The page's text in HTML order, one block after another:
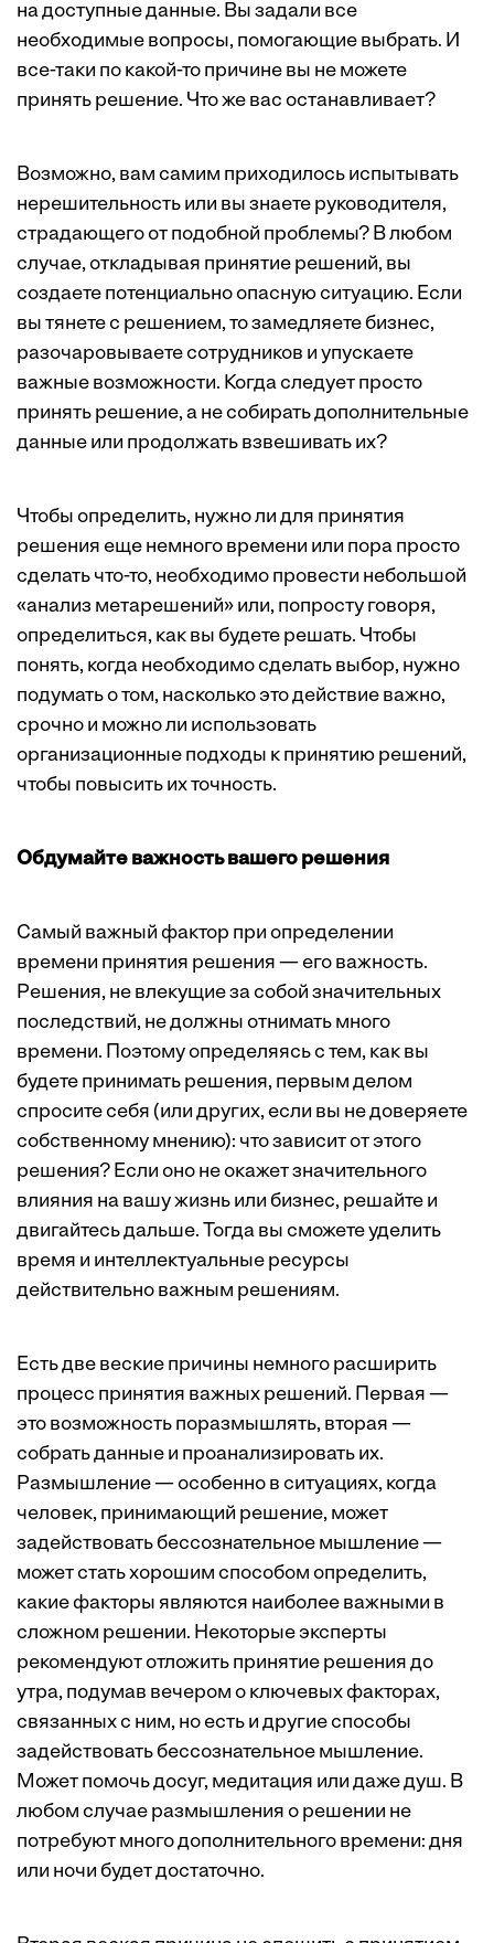
на доступные данные. Вы задали все
необходимые вопросы, помогающие выбрать. И
все-таки по какой-то причине вы не можете
принять решение. Что же вас останавливает?
Возможно, вам самим приходилось испытывать
нерешительность или вы знаете руководителя,
страдающего от подобной проблемы? В любом
случае, откладывая принятие решений, вы
создаете потенциально опасную ситуацию. Если
вы тянете с решением, то замедляете бизнес,
разочаровываете сотрудников и упускаете
важные возможности. Когда следует просто
принять решение, а не собирать дополнительные
данные или продолжать взвешивать их?
Чтобы определить, нужно ли для принятия
решения еще немного времени или пора просто
сделать что-то, необходимо провести небольшой
«анализ метарешений» или, попросту говоря,
определиться, как вы будете решать. Чтобы
понять, когда необходимо сделать выбор, нужно
подумать о том, насколько это действие важно,
срочно и можно ли использовать
организационные подходы к принятию решений,
чтобы повысить их точность.
Обдумайте важность вашего решения
Самый важный фактор при определении
времени принятия решения — его важность.
Решения, не влекущие за собой значительных
последствий, не должны отнимать много
времени. Поэтому определяясь с тем, как вы
будете принимать решения, первым делом
спросите себя (или других, если вы не доверяете
собственному мнению): что зависит от этого
решения? Если оно не окажет значительного
влияния на вашу жизнь или бизнес, решайте и
двигайтесь дальше. Тогда вы сможете уделить
время и интеллектуальные ресурсы
действительно важным решениям.
Есть две веские причины немного расширить
процесс принятия важных решений. Первая —
это возможность поразмышлять, вторая —
собрать данные и проанализировать их.
Размышление — особенно в ситуациях, когда
человек, принимающий решение, может
задействоватьбессознательное мышление—
может стать хорошим способом определить,
какие факторы являются наиболее важными в
сложном решении. Некоторые эксперты
рекомендуют отложить принятие решения до
утра, подумав вечером о ключевых факторах,
связанных с ним, но есть и другие способы
задействовать бессознательное мышление.
Может помочь досуг, медитация или даже душ. В
любом случае размышления о решении не
потребуют много дополнительного времени: дня
или ночи будет достаточно.